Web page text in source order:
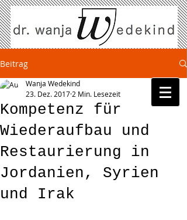
Beitrag
Kompetenz für
Wiederaufbau und
Restaurierung in
Jordanien, Syrien
und Irak
Wanja Wedekind
23. Dez. 2017 2 Min. Lesezeit